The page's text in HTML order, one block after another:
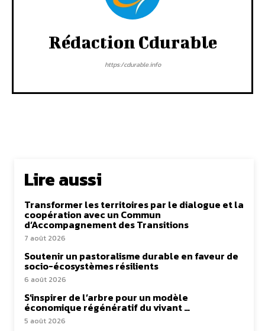
Rédaction Cdurable
https:/cdurable.info
Lire aussi
Transformer les territoires par le dialogue et la
coopération avec un Commun
d’Accompagnement des Transitions
7 août 2026
Soutenir un pastoralisme durable en faveur de
socio-écosystèmes résilients
6 août 2026
S’inspirer de l’arbre pour un modèle
économique régénératif du vivant …
5 août 2026